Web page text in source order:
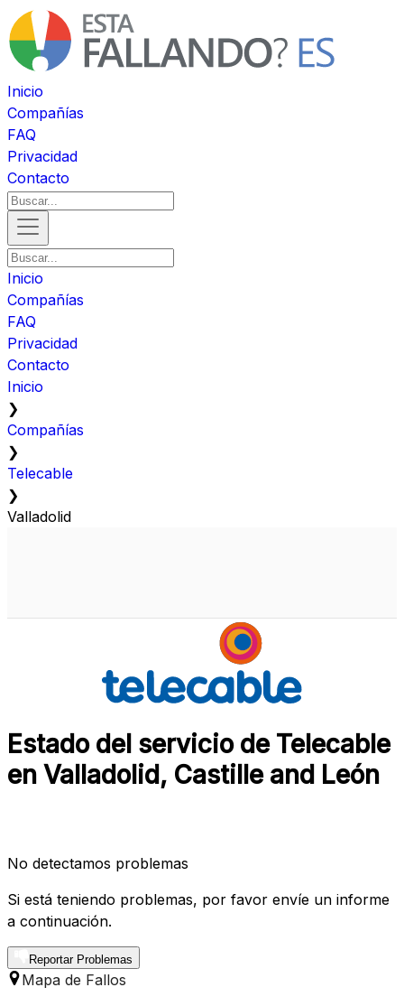
Inicio
Compañías
FAQ
Privacidad
Contacto
Inicio
Compañías
FAQ
Privacidad
Contacto
Inicio
❯
Compañías
❯
Telecable
❯
Valladolid
Estado del servicio de Telecable
en Valladolid, Castille and León
No detectamos problemas
Si está teniendo problemas, por favor envíe un informe
a continuación.
Reportar Problemas
Mapa de Fallos